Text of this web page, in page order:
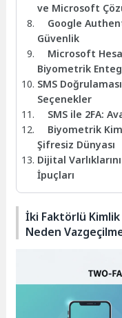
ve Microsoft
Google
Güvenlik
Microsoft
Biyometrik
SMS
Seçenekler
SMS ile 2FA:
Biyometrik
Şifresiz Dünyası
Dijital
İpuçları
İki Faktörlü
Neden